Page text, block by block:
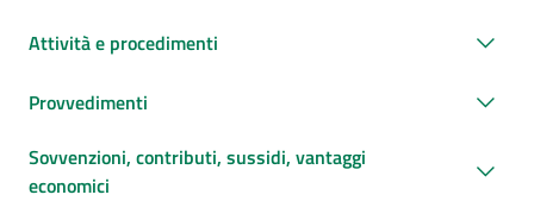
Attività e procedimenti
Provvedimenti
Sovvenzioni, contributi, sussidi, vantaggi
economici